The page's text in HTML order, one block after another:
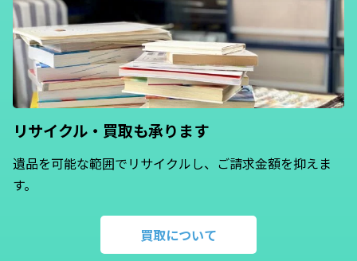
リサイクル・買取も承ります
遺品を可能な範囲でリサイクルし、ご請求金額を抑えま
す。
買取について